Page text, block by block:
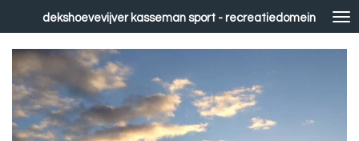
direct
naar
hoofdinhoud
dekshoevevijver kasseman sport - recreatiedomein